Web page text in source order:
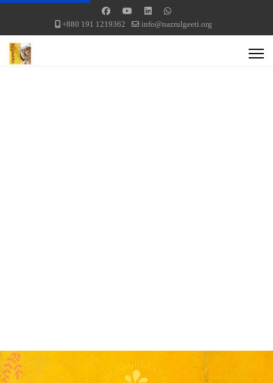
+880 191 1219362 info@nazrulgeeti.org